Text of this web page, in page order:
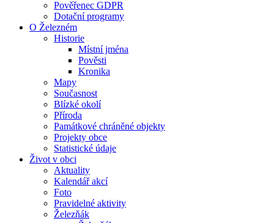
Pověřenec GDPR
Dotační programy
O Železném
Historie
Místní jména
Pověsti
Kronika
Mapy
Současnost
Blízké okolí
Příroda
Památkové chráněné objekty
Projekty obce
Statistické údaje
Život v obci
Aktuality
Kalendář akcí
Foto
Pravidelné aktivity
Železňák